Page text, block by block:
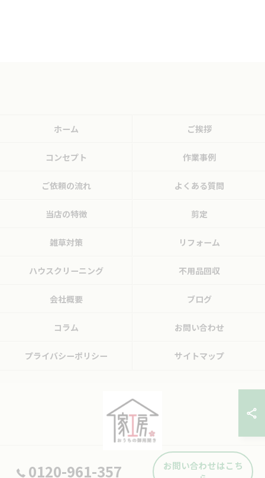
0120-961-357
お問い合わせはこち
ホーム ご挨拶
コンセプト 作業事例
ご依頼の流れ よくある質問
当店の特徴 剪定
雑草対策 リフォーム
ハウスクリーニング 不用品回収
会社概要 ブログ
コラム お問い合わせ
プライバシーポリシー サイトマップ
© 2026 広島県東広島市の便利屋ならおうちの御用聞き家工房 八本松店 ALL